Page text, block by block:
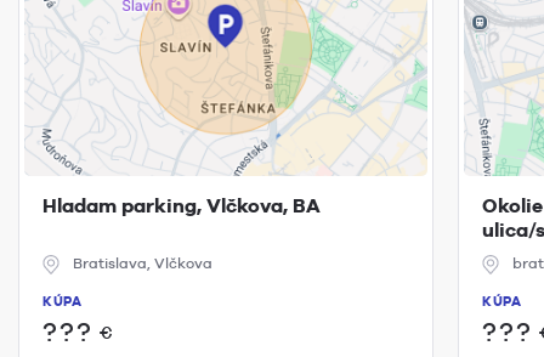
Hladam parking, Vlčkova, BA
Bratislava, Vlčkova
KÚPA
??? €
ulica/
KÚPA
???